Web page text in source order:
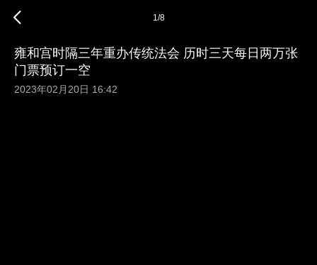
1/8
雍和宫时隔三年重办传统法会 历时三天每日两万张
门票预订一空
2023年02月20日 16:42